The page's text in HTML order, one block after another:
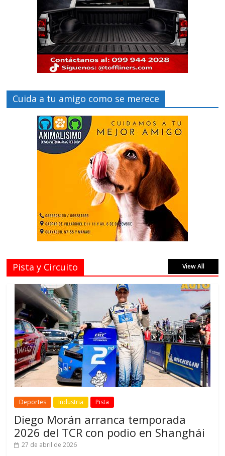
Cuida a tu amigo como se merece
Pista y Circuito View All
Deportes Industria Pista
Diego Morán arranca temporada
2026 del TCR con podio en Shanghái
27 de abril de 2026